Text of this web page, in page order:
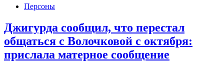
Персоны
Джигурда сообщил, что перестал
общаться с Волочковой с октября:
прислала матерное сообщение